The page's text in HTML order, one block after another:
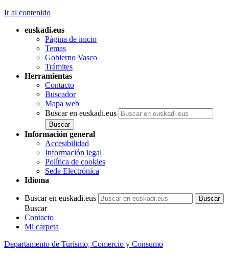
Ir al contenido
euskadi.eus
Página de inicio
Temas
Gobierno Vasco
Trámites
Herramientas
Contacto
Buscador
Mapa web
Buscar en euskadi.eus
Información general
Accesibilidad
Información legal
Política de cookies
Sede Electrónica
Idioma
Buscar en euskadi.eus
Buscar
Contacto
Mi carpeta
Departamento de Turismo, Comercio y Consumo